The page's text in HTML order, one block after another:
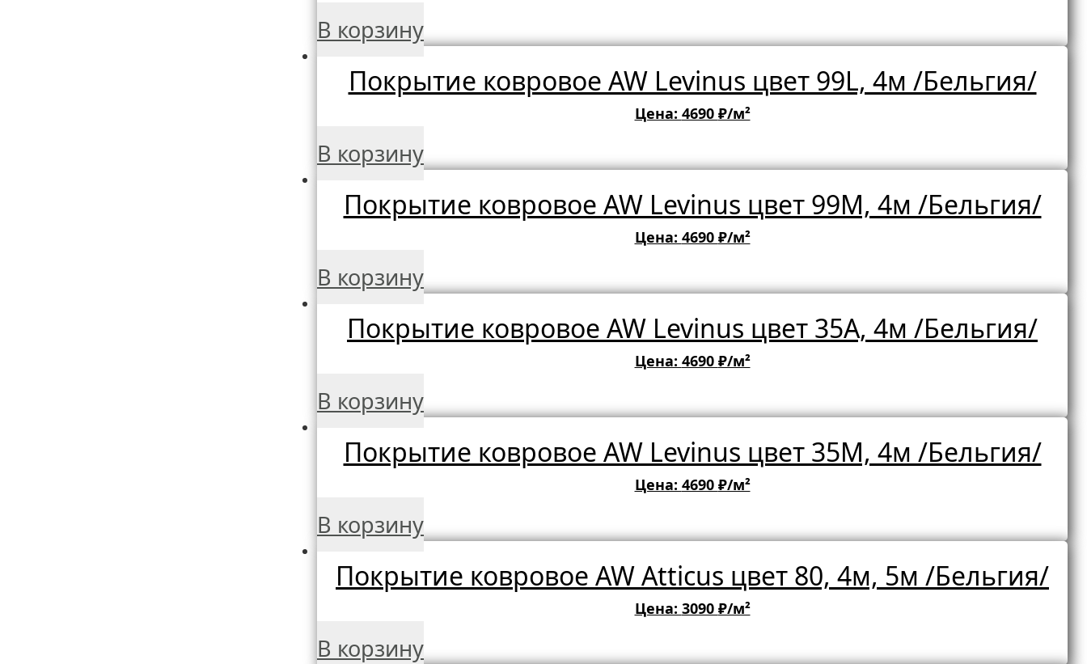
В корзину
Покрытие ковровое AW Levinus цвет 99L, 4м /Бельгия/
Цена: 4690 ₽/м²
В корзину
Покрытие ковровое AW Levinus цвет 99M, 4м /Бельгия/
Цена: 4690 ₽/м²
В корзину
Покрытие ковровое AW Levinus цвет 35A, 4м /Бельгия/
Цена: 4690 ₽/м²
В корзину
Покрытие ковровое AW Levinus цвет 35M, 4м /Бельгия/
Цена: 4690 ₽/м²
В корзину
Покрытие ковровое AW Atticus цвет 80, 4м, 5м /Бельгия/
Цена: 3090 ₽/м²
В корзину